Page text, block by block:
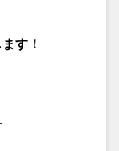
す！